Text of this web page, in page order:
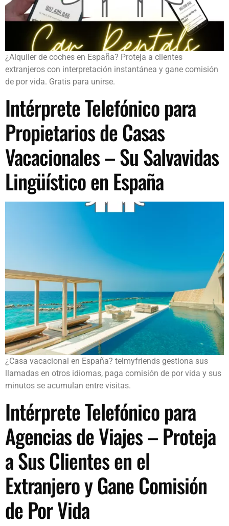
¿Alquiler de coches en España? Proteja a clientes
extranjeros con interpretación instantánea y gane comisión
de por vida. Gratis para unirse.
Intérprete Telefónico para
Propietarios de Casas
Vacacionales – Su Salvavidas
Lingüístico en España
¿Casa vacacional en España? telmyfriends gestiona sus
llamadas en otros idiomas, paga comisión de por vida y sus
minutos se acumulan entre visitas.
Intérprete Telefónico para
Agencias de Viajes – Proteja
a Sus Clientes en el
Extranjero y Gane Comisión
de Por Vida